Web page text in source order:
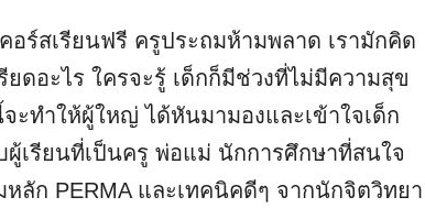
ร์สเรียนฟรี ครูประถมห้ามพลาด เรามักคิด
ยดอะไร ใครจะรู้ เด็กก็มีช่วงที่ไม่มีความสุข
ทำให้ผู้ใหญ่ ได้หันมามองและเข้าใจเด็ก
เรียนที่เป็นครู พ่อแม่ นักการศึกษาที่สนใจ
ลัก PERMA และเทคนิคดีๆ จากนักจิตวิทยา